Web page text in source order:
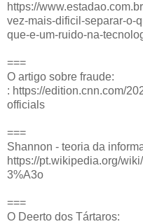
https://
vez-mais-dificil-separar-o-
que-e-um-ruido-na-
===
O artigo sobre fraude:
: https://edition.cnn.com/
officials
===
Shannon - teoria da
https://pt.wikipedia.org/
3%A3o
===
O Deerto dos Tártaros: